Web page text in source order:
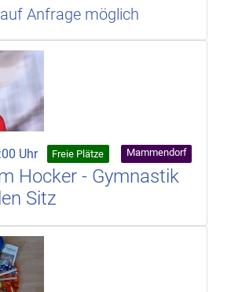
Anfrage möglich
Uhr Freie Plätze Mammendorf
Hocker - Gymnastik
Sitz